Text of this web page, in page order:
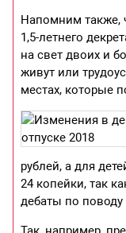
Напомним также,
1,5-летнего
на свет двоих и
живут или
местах, которые
рублей, а для
24 копейки, так
дебаты по